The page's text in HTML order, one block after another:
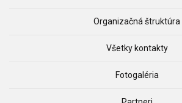
Organizačná štruktúra
Všetky kontakty
Fotogaléria